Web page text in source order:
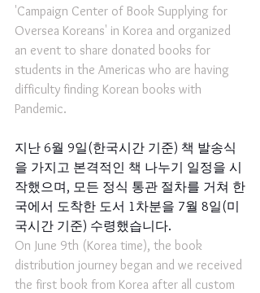
'Campaign Center of Book Supplying for
Oversea Koreans' in Korea and organized
an event to share donated books for
students in the Americas who are having
difficulty finding Korean books with
Pandemic.
지난 6월 9일(한국시간 기준) 책 발송식
을 가지고 본격적인 책 나누기 일정을 시
작했으며, 모든 정식 통관 절차를 거쳐 한
국에서 도착한 도서 1차분을 7월 8일(미
국시간 기준) 수령했습니다.
On June 9th (Korea time), the book
distribution journey began and we received
the first book from Korea after all custom